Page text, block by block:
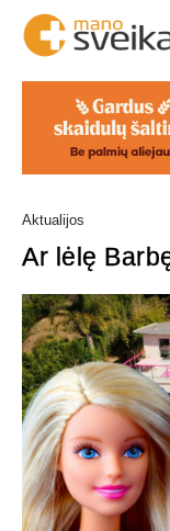
Aktualijos
Ar lėlę